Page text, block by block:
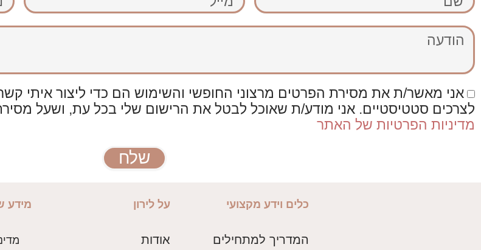
הודעה
אני מאשר/ת את מסירת הפרטים מרצוני החופשי והשימוש הם כדי ליצור איתי קשר,
לצרכים סטטיסטיים. אני מודע/ת שאוכל לבטל את הרישום שלי בכל עת, ושעל
מדיניות הפרטיות של האתר
שלח
כלים וידע מקצועי
המדריך למתחילים
על לירון
אודות
מידע